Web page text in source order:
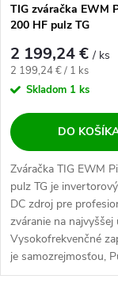
TIG zváračka EWM
200 HF pulz TG
2 199,24 €/ ks
Jednotková cena:
2 199,24 € / 1 ks
Skladom 1 ks
DO
Zváračka TIG EWM
pulz TG je
DC zdroj pre
zváranie na najvyššej
Vysokofrekvenčné
je samozrejmosťou,